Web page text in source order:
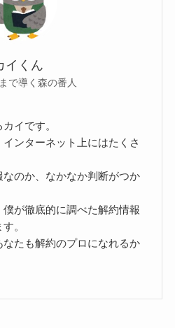
イくん
で導く森の番人
イです。
ンターネット上にはたくさ
のか、なかなか判断がつか
が徹底的に調べた解約情報
。
たも解約のプロになれるか